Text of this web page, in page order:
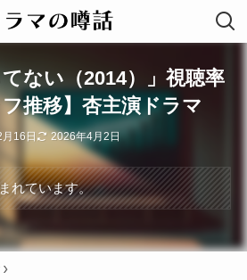
ない（2014）」視聴率
フ推移】杏主演ドラマ
16日 2026年4月2日
れています。